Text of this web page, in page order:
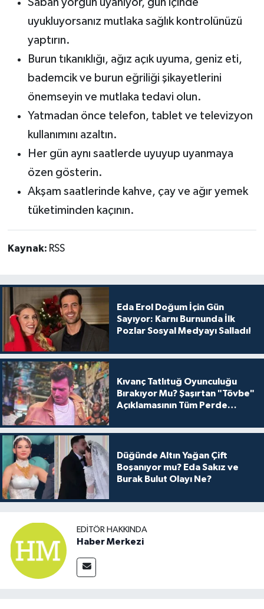
Sabah yorgun uyanıyor, gün içinde
uyukluyorsanız mutlaka sağlık kontrolünüzü
yaptırın.
Burun tıkanıklığı, ağız açık uyuma, geniz eti,
bademcik ve burun eğriliği şikayetlerini
önemseyin ve mutlaka tedavi olun.
Yatmadan önce telefon, tablet ve televizyon
kullanımını azaltın.
Her gün aynı saatlerde uyuyup uyanmaya
özen gösterin.
Akşam saatlerinde kahve, çay ve ağır yemek
tüketiminden kaçının.
Kaynak: RSS
Eda Erol Doğum İçin Gün
Sayıyor: Karnı Burnunda İlk
Pozlar Sosyal Medyayı Salladı!
Kıvanç Tatlıtuğ Oyunculuğu
Bırakıyor Mu? Şaşırtan "Tövbe"
Açıklamasının Tüm Perde
Düğünde Altın Yağan Çift
Boşanıyor mu? Eda Sakız ve
Burak Bulut Olayı Ne?
EDITÖR HAKKINDA
Haber Merkezi